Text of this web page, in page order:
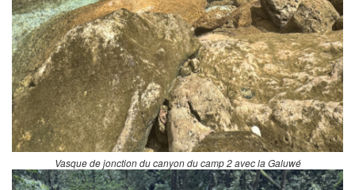
Vasque de jonction du canyon du camp 2 avec la Galuwé